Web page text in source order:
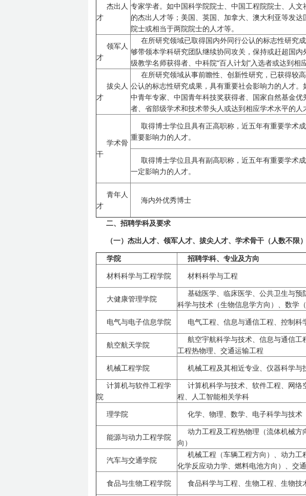
杰出人
才
专家学者。如中国科学院院士、中国工程院院士、人文
的杰出人才等；美国、英国、加拿大、澳大利亚等发达
院士或相当于两院院士的人才等。
领军人
才
在所研究领域已取得国内外同行公认的标志性研究
够带领本学科研究团队继续协同攻关，保持或赶超国内
级教学名师获得者、中科院“百人计划”入选者或达到相
拔尖人
才
在所研究领域从事前瞻性、创新性研究，已获得较
公认的标志性研究成果，具有重要社会影响力的人才。
中青年专家、中国青年科技奖获得者、国家自然基金优
者、省部级学术和技术带头人或达到相应学术水平的人
学术骨
干
取得博士学位且具有正高职称，近五年有重要学术
重要影响力的人才。
取得博士学位且具有副高职称，近五年有重要学术
一定影响力的人才。
青年人
才
海内外优秀博士
二、招聘学科及要求
（一）杰出人才、领军人才、拔尖人才、学术骨干（人数不限）
学院
招聘学科、专业及方向
材料科学与工程学院
材料科学与工程
大健康管理学院
基础医学、临床医学、公共卫生与
科学与技术（生物信息学方向）、数学
电气与电子信息学院
电气工程、信息与通信工程、控制科
航空航天学院
航空宇航科学与技术、信息与通信
工程热物理、交通运输工程
机械工程学院
机械工程及其相近专业、仪器科学与
计算机与软件工程学
院
计算机科学与技术、软件工程、网
程、人工智能相关学科
理学院
化学、物理、数学、电子科学与技术
能源与动力工程学院
动力工程及工程热物理（流体机械
向）
汽车与交通学院
机械工程（车辆工程方向）、动力工
化学反应动力学、燃料电池方向）、交
食品与生物工程学院
食品科学与工程、生物工程、生物